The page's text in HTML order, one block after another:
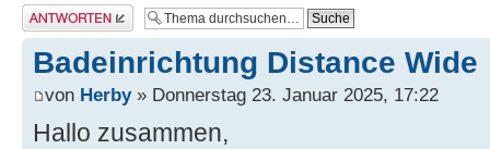
Antwort erstellen
Badeinrichtung Distance Wide
von Herby» Donnerstag 23. Januar 2025, 17:22
Hallo zusammen,